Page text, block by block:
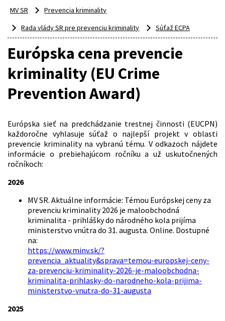
MV SR
Prevencia kriminality
Rada vlády SR pre prevenciu kriminality
Súťaž ECPA
Európska cena prevencie
kriminality (EU Crime
Prevention Award)
Európska sieť na predchádzanie trestnej činnosti (EUCPN)
každoročne vyhlasuje súťaž o najlepší projekt v oblasti
prevencie kriminality na vybranú tému. V odkazoch nájdete
informácie o prebiehajúcom ročníku a už uskutočnených
ročníkoch:
2026
MV SR. Aktuálne informácie: Témou Európskej ceny za
prevenciu kriminality 2026 je maloobchodná
kriminalita - prihlášky do národného kola prijíma
ministerstvo vnútra do 31. augusta. Online. Dostupné
na:
https://www.minv.sk/?
prevencia_aktuality&sprava=temou-europskej-ceny-
za-prevenciu-kriminality-2026-je-maloobchodna-
kriminalita-prihlasky-do-narodneho-kola-prijima-
ministerstvo-vnutra-do-31-augusta
2025